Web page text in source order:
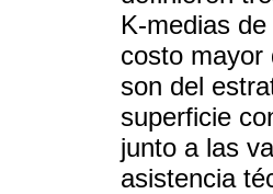
K-medias
costo mayor
son del
superficie
junto a las
asistencia